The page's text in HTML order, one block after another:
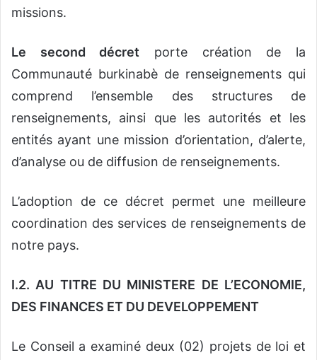
missions.
Le second décret porte création de la
Communauté burkinabè de renseignements qui
comprend l’ensemble des structures de
renseignements, ainsi que les autorités et les
entités ayant une mission d’orientation, d’alerte,
d’analyse ou de diffusion de renseignements.
L’adoption de ce décret permet une meilleure
coordination des services de renseignements de
notre pays.
I.2. AU TITRE DU MINISTERE DE L’ECONOMIE,
DES FINANCES ET DU DEVELOPPEMENT
Le Conseil a examiné deux (02) projets de loi et